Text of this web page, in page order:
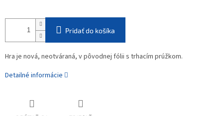
Pridať do košíka
Hra je nová, neotváraná, v pôvodnej fólii s trhacím prúžkom.
Detailné informácie